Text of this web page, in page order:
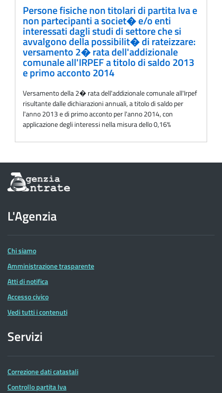
Persone fisiche non titolari di partita Iva e
non partecipanti a societ� e/o enti
interessati dagli studi di settore che si
avvalgono della possibilit� di rateizzare:
versamento 2� rata dell'addizionale
comunale all'IRPEF a titolo di saldo 2013
e primo acconto 2014
Versamento della 2� rata dell'addizionale comunale all'Irpef
risultante dalle dichiarazioni annuali, a titolo di saldo per
l'anno 2013 e di primo acconto per l'anno 2014, con
applicazione degli interessi nella misura dello 0,16%
Informazioni
sul
dell'Agenzia
delle
Entrate
L'Agenzia
Chi siamo
Amministrazione trasparente
Atti di notifica
Accesso civico
Vedi tutti i contenuti
Servizi
Correzione dati catastali
Controllo partita Iva